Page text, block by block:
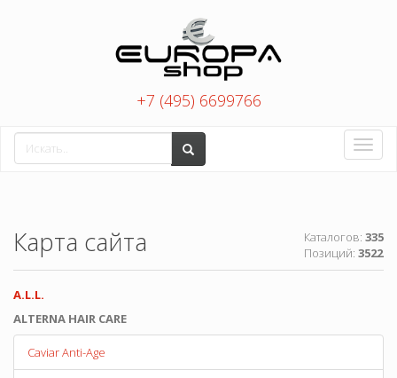
+7 (495) 6699766
Toggle
Каталогов: 335
Позиций: 3522
Карта сайта
A.L.L.
ALTERNA HAIR CARE
Caviar Anti-Age